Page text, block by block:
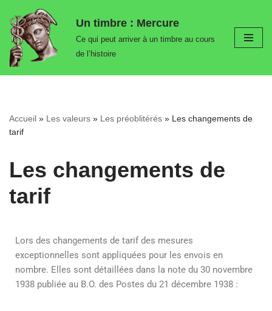
Aller
au
contenu
Un timbre : Mercure
Ce qui peut arriver à un timbre au cours
de l’histoire
Accueil » Les valeurs » Les préoblitérés » Les changements de
tarif
Les changements de
tarif
Lors des changements de tarif des mesures
exceptionnelles sont appliquées pour les envois en
nombre. Elles sont détaillées dans la note du 30 novembre
1938 publiée au B.O. des Postes du 21 décembre 1938 :